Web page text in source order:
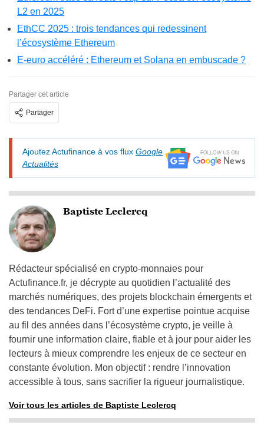
L2 en 2025
EthCC 2025 : trois tendances qui redessinent
l’écosystème Ethereum
E-euro accéléré : Ethereum et Solana en embuscade ?
Partager cet article
Partager
Ajoutez Actufinance à vos flux Google
Actualités
Baptiste Leclercq
Rédacteur spécialisé en crypto-monnaies pour
Actufinance.fr, je décrypte au quotidien l’actualité des
marchés numériques, des projets blockchain émergents et
des tendances DeFi. Fort d’une expertise pointue acquise
au fil des années dans l’écosystème crypto, je veille à
fournir une information claire, fiable et à jour pour aider les
lecteurs à mieux comprendre les enjeux de ce secteur en
constante évolution. Mon objectif : rendre l’innovation
accessible à tous, sans sacrifier la rigueur journalistique.
Voir tous les articles de Baptiste Leclercq